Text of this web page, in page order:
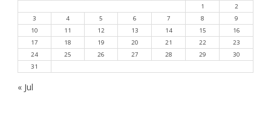
1
2
3
4 5 6 7 8
9
10
11 12 13 14 15
16
17
18 19 20 21 22
23
24
25 26 27 28 29
30
31
« Jul